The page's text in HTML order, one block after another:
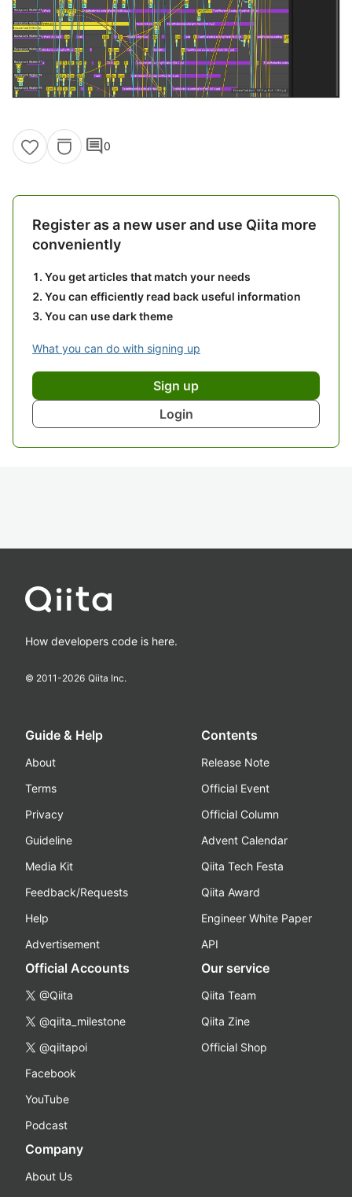
comment0
Register as a new user and use Qiita more
conveniently
You get articles that match your needs
You can efficiently read back useful information
You can use dark theme
What you can do with signing up
Sign up
Login
How developers code is here.
© 2011-2026 Qiita Inc.
Guide & Help
About
Terms
Privacy
Guideline
Media Kit
Feedback/Requests
Help
Advertisement
Contents
Release Note
Official Event
Official Column
Advent Calendar
Qiita Tech Festa
Qiita Award
Engineer White Paper
API
Official Accounts
@Qiita
@qiita_milestone
@qiitapoi
Facebook
YouTube
Podcast
Our service
Qiita Team
Qiita Zine
Official Shop
Company
About Us